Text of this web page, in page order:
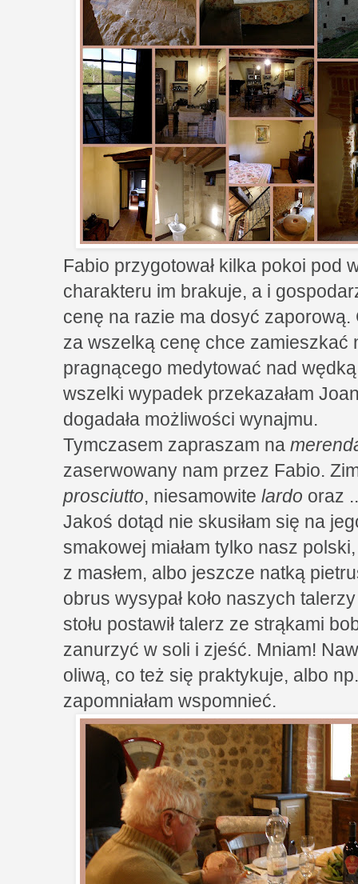
Fabio przygotował kilka pokoi pod
charakteru im brakuje, a i
cenę na razie ma dosyć
za wszelką cenę chce zamieszkać
pragnącego medytować nad
wszelki wypadek przekazałam
dogadała możliwości wynajmu.
Tymczasem zapraszam na
zaserwowany nam przez Fabio.
prosciutto, niesamowite lardo oraz
Jakoś dotąd nie skusiłam się na
smakowej miałam tylko nasz
z masłem, albo jeszcze natką
obrus wysypał koło naszych
stołu postawił talerz ze strąkami
zanurzyć w soli i zjeść. Mniam!
oliwą, co też się praktykuje, albo
zapomniałam wspomnieć.